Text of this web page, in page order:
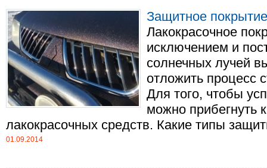
Защитное
Лакокрасочное
исключением и
солнечных лучей
отложить процесс
Для того, чтобы
можно прибегнуть
лакокрасочных средств. Какие типы
01.09.2014